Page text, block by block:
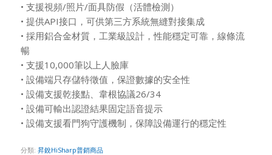
• 支援視頻/照片/面具防假（活體檢測）
• 提供API接口，可供第三方系統無縫對接集成
• 採用鋁合金材質，工業級設計，性能穩定可靠，線條流
暢
• 支援10,000筆以上人臉庫
• 設備端只存儲特徵值，保證數據的安全性
• 設備支援乾接點、韋根協議26/34
• 設備可輸出認證結果固定語音提示
• 設備支援看門狗守護機制，保障設備運行的穩定性
分類: 昇銳HiSharp普銷商品